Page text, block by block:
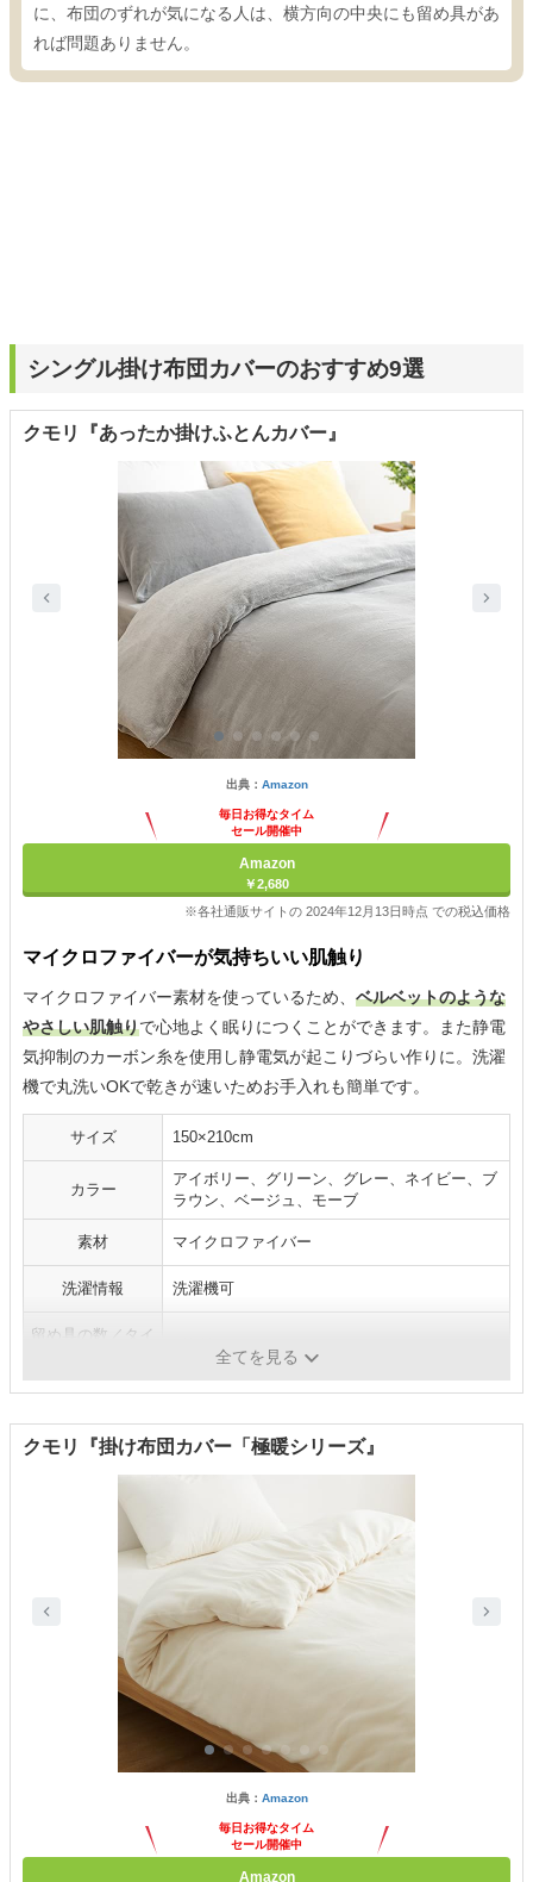
に、布団のずれが気になる人は、横方向の中央にも留め具があ
れば問題ありません。
シングル掛け布団カバーのおすすめ9選
クモリ『あったか掛けふとんカバー』
出典： Amazon
毎日お得なタイム
セール開催中
Amazon
￥2,680
※各社通販サイトの 2024年12月13日時点 での税込価格
マイクロファイバーが気持ちいい肌触り
マイクロファイバー素材を使っているため、 ベルベットのような
やさしい肌触りで心地よく眠りにつくことができます。また静電
気抑制のカーボン糸を使用し静電気が起こりづらい作りに。洗濯
機で丸洗いOKで乾きが速いためお手入れも簡単です。
サイズ 150×210cm
カラー
アイボリー、グリーン、グレー、ネイビー、ブ
ラウン、ベージュ、モーブ
素材 マイクロファイバー
洗濯情報 洗濯機可
留め具の数／タイ
8箇所/紐
全てを見る
クモリ『掛け布団カバー「極暖シリーズ』
出典： Amazon
毎日お得なタイム
セール開催中
Amazon